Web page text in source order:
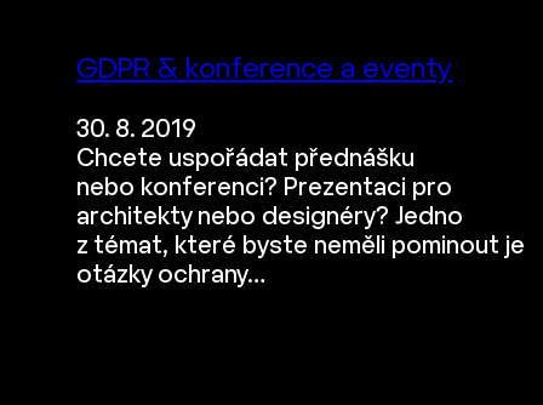
GDPR & konference a eventy
30. 8. 2019
Chcete uspořádat přednášku
nebo konferenci? Prezentaci pro
architekty nebo designéry? Jedno
z témat, které byste neměli pominout je
otázky ochrany…